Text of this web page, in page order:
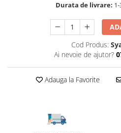
Covorase si paturi
Jucarii animale
Siguranta si protectie
Ingrijire copii
Ingrijire personala
Durata de livrare:
Cod Produs:
Ai nevoie de ajutor?
Adauga la Favorite